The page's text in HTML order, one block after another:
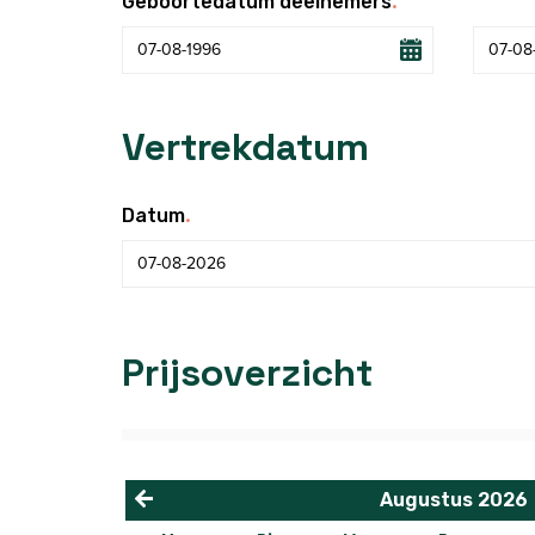
Vertrekdatum
Datum.
Prijsoverzicht
< Augustus 2026